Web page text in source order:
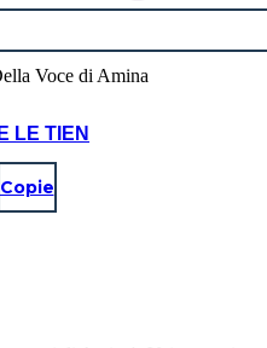
LE TIEN
Copie